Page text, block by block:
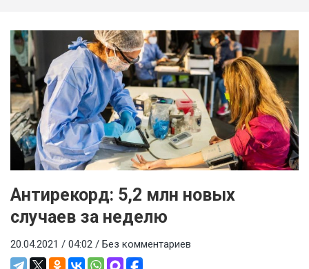
Антирекорд: 5,2 млн новых
случаев за неделю
20.04.2021 / 04:02 / Без комментариев